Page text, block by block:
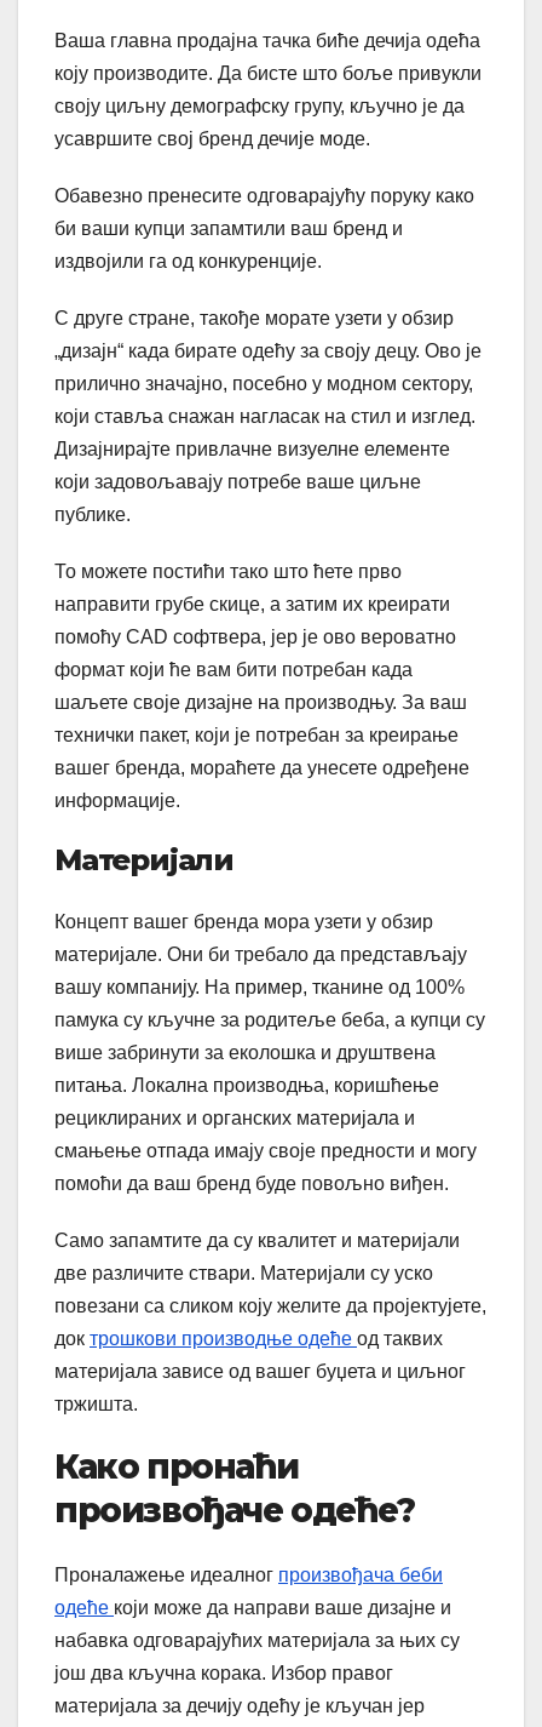
Ваша главна продајна тачка биће дечија одећа
коју производите. Да бисте што боље привукли
своју циљну демографску групу, кључно је да
усавршите свој бренд дечије моде.
Обавезно пренесите одговарајућу поруку како
би ваши купци запамтили ваш бренд и
издвојили га од конкуренције.
С друге стране, такође морате узети у обзир
„дизајн“ када бирате одећу за своју децу. Ово је
прилично значајно, посебно у модном сектору,
који ставља снажан нагласак на стил и изглед.
Дизајнирајте привлачне визуелне елементе
који задовољавају потребе ваше циљне
публике.
То можете постићи тако што ћете прво
направити грубе скице, а затим их креирати
помоћу CAD софтвера, јер је ово вероватно
формат који ће вам бити потребан када
шаљете своје дизајне на производњу. За ваш
технички пакет, који је потребан за креирање
вашег бренда, мораћете да унесете одређене
информације.
Материјали
Концепт вашег бренда мора узети у обзир
материјале. Они би требало да представљају
вашу компанију. На пример, тканине од 100%
памука су кључне за родитеље беба, а купци су
више забринути за еколошка и друштвена
питања. Локална производња, коришћење
рециклираних и органских материјала и
смањење отпада имају своје предности и могу
помоћи да ваш бренд буде повољно виђен.
Само запамтите да су квалитет и материјали
две различите ствари. Материјали су уско
повезани са сликом коју желите да пројектујете,
док трошкови производње одеће од таквих
материјала зависе од вашег буџета и циљног
тржишта.
Како пронаћи
произвођаче одеће?
Проналажење идеалног произвођача беби
одеће који може да направи ваше дизајне и
набавка одговарајућих материјала за њих су
још два кључна корака. Избор правог
материјала за дечију одећу је кључан јер